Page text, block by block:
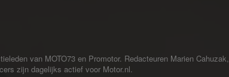
van MOTO73 en Promotor. Redacteuren Marien Cahuzak,
zijn dagelijks actief voor Motor.nl.